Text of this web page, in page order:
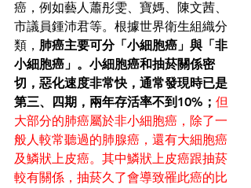
癌，例如藝人蕭彤雯、寶媽、陳文茜、
市議員鍾沛君等。根據世界衛生組織分
類， 肺癌主要可分「小細胞癌」與「非
小細胞癌」。小細胞癌和抽菸關係密
切，惡化速度非常快，通常發現時已是
第三、四期，兩年存活率不到10%； 但
大部分的肺癌屬於非小細胞癌，除了一
般人較常聽過的肺腺癌，還有大細胞癌
及鱗狀上皮癌。其中鱗狀上皮癌跟抽菸
較有關係，抽菸久了會導致罹此癌的比